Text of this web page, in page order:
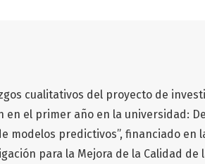
cualitativos del proyecto de
en el primer año en la universidad:
modelos predictivos”, financiado en
para la Mejora de la Calidad de